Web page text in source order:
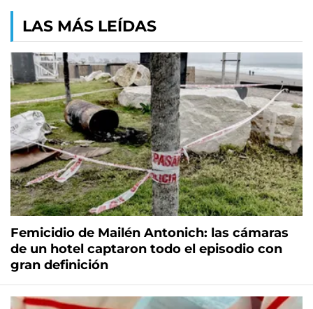
LAS MÁS LEÍDAS
Femicidio de Mailén Antonich: las cámaras
de un hotel captaron todo el episodio con
gran definición